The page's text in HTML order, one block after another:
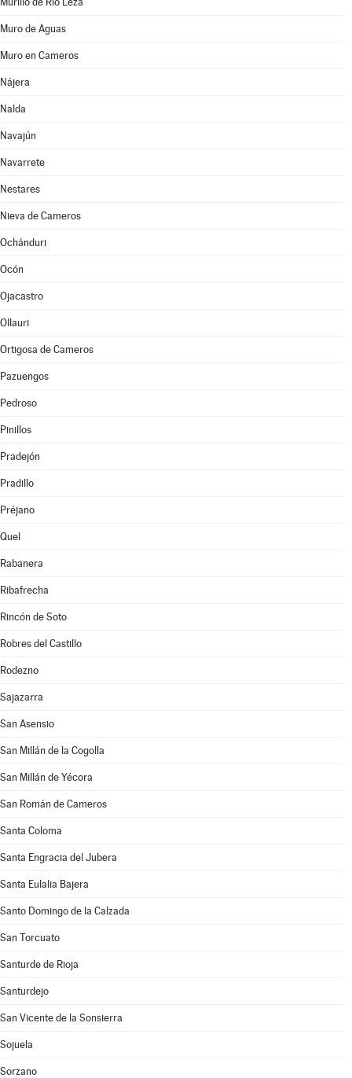
Muro de Aguas
Muro en Cameros
Nájera
Nalda
Navajún
Navarrete
Nestares
Nieva de Cameros
Ochánduri
Ocón
Ojacastro
Ollauri
Ortigosa de Cameros
Pazuengos
Pedroso
Pinillos
Pradejón
Pradillo
Préjano
Quel
Rabanera
Ribafrecha
Rincón de Soto
Robres del Castillo
Rodezno
Sajazarra
San Asensio
San Millán de la Cogolla
San Millán de Yécora
San Román de Cameros
Santa Coloma
Santa Engracia del Jubera
Santa Eulalia Bajera
Santo Domingo de la Calzada
San Torcuato
Santurde de Rioja
Santurdejo
San Vicente de la Sonsierra
Sojuela
Sorzano